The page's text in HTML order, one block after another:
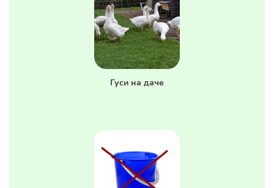
Гуси на даче